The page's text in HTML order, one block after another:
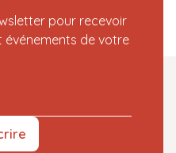
pour recevoir
événements de votre